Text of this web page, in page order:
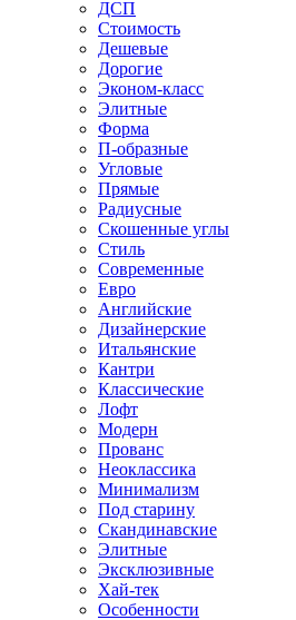
ДСП
Стоимость
Дешевые
Дорогие
Эконом-класс
Элитные
Форма
П-образные
Угловые
Прямые
Радиусные
Скошенные углы
Стиль
Современные
Евро
Английские
Дизайнерские
Итальянские
Кантри
Классические
Лофт
Модерн
Прованс
Неоклассика
Минимализм
Под старину
Скандинавские
Элитные
Эксклюзивные
Хай-тек
Особенности